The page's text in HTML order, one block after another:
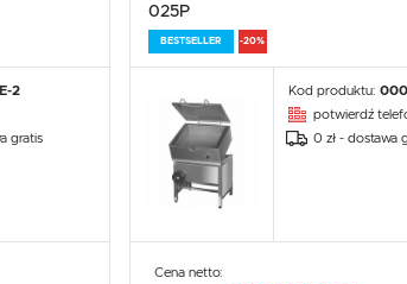
2
gratis
025P
BESTSELLER -20%
Kod produktu:
potwierdź
0 zł - dostawa
Cena netto: